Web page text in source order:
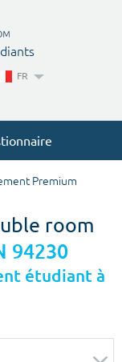
FR
€
Premium
room
94230
étudiant à